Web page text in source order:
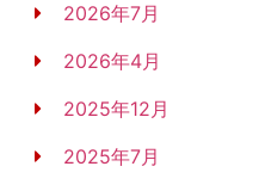
2026年7月
2026年4月
2025年12月
2025年7月